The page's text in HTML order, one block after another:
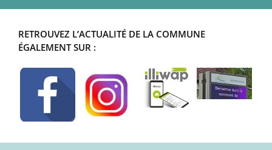
RETROUVEZ L’ACTUALITÉ DE LA COMMUNE
ÉGALEMENT SUR :